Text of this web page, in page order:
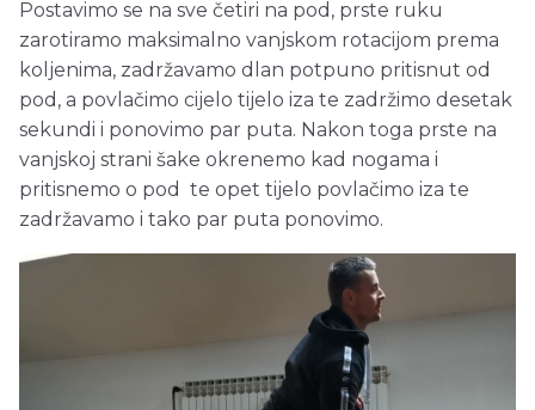
Postavimo se na sve četiri na pod, prste ruku
zarotiramo maksimalno vanjskom rotacijom prema
koljenima, zadržavamo dlan potpuno pritisnut od
pod, a povlačimo cijelo tijelo iza te zadržimo desetak
sekundi i ponovimo par puta. Nakon toga prste na
vanjskoj strani šake okrenemo kad nogama i
pritisnemo o pod te opet tijelo povlačimo iza te
zadržavamo i tako par puta ponovimo.